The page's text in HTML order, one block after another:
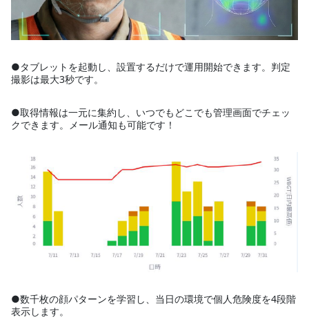
●タブレットを起動し、設置するだけで運用開始できます。判定
撮影は最大3秒です。
●取得情報は一元に集約し、いつでもどこでも管理画面でチェッ
クできます。メール通知も可能です！
●数千枚の顔パターンを学習し、当日の環境で個人危険度を4段階
表示します。